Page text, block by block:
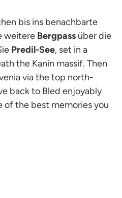
bis ins benachbarte
weitere Bergpass über die
Predil-See, set in a
the Kanin massif. Then
via the top north-
back to Bled enjoyably
the best memories you